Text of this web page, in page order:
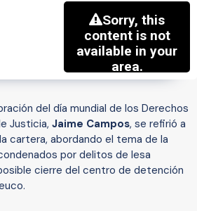
del día mundial de los Derechos
Justicia, Jaime Campos, se refirió a
cartera, abordando el tema de la
por delitos de lesa
cierre del centro de detención